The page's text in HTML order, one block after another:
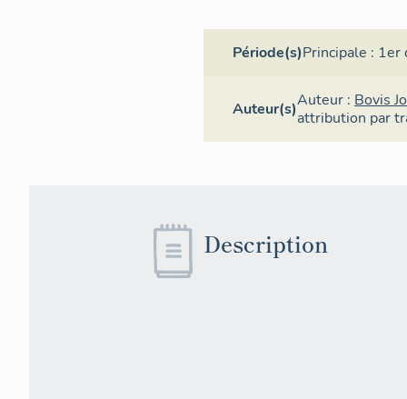
Période(s)Principale : 1er
Auteur(s)Auteur : Bovis
attribution par
Description